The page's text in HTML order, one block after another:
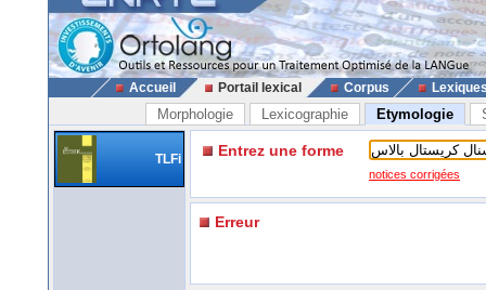
Accueil Portail lexical Corpus
Morphologie Lexicographie Etymologie
TLFi Entrez une forme
notices corrigées
Erreur